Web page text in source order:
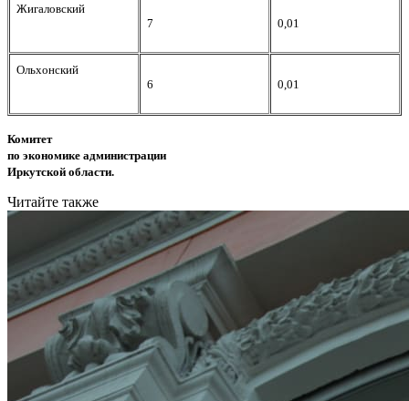
Жигаловский
7
0,01
Ольхонский
6
0,01
Комитет
по экономике администрации
Иркутской области.
Читайте также